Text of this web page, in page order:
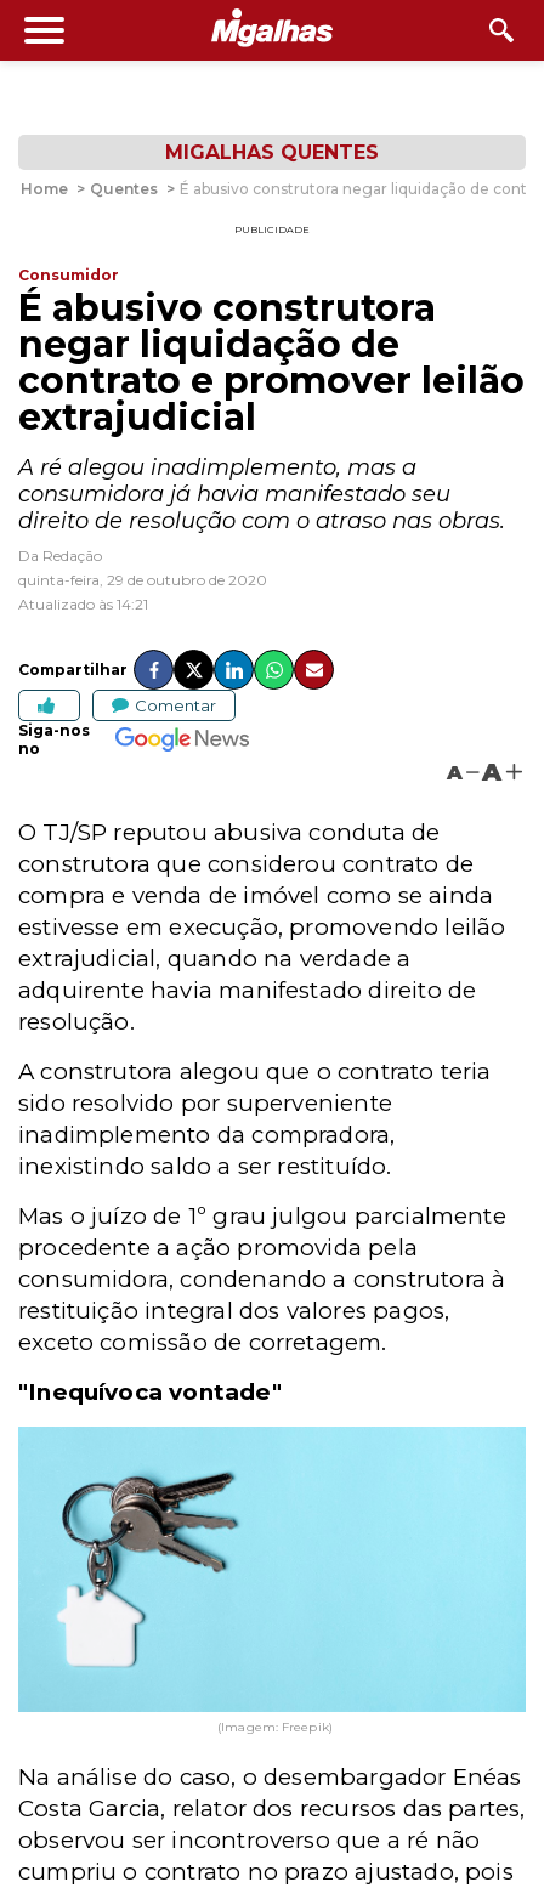
MIGALHAS QUENTES
Home > Quentes > É abusivo construtora negar liquidação de
PUBLICIDADE
Consumidor
É abusivo construtora
negar liquidação de
contrato e promover leilão
extrajudicial
A ré alegou inadimplemento, mas a
consumidora já havia manifestado seu
direito de resolução com o atraso nas obras.
Da Redação
quinta-feira, 29 de outubro de 2020
Atualizado às 14:21
Compartilhar
Comentar
Siga-nos
no
A A
O TJ/SP reputou abusiva conduta de
construtora que considerou contrato de
compra e venda de imóvel como se ainda
estivesse em execução, promovendo leilão
extrajudicial, quando na verdade a
adquirente havia manifestado direito de
resolução.
A construtora alegou que o contrato teria
sido resolvido por superveniente
inadimplemento da compradora,
inexistindo saldo a ser restituído.
Mas o juízo de 1º grau julgou parcialmente
procedente a ação promovida pela
consumidora, condenando a construtora à
restituição integral dos valores pagos,
exceto comissão de corretagem.
"Inequívoca vontade"
(Imagem: Freepik)
Na análise do caso, o desembargador Enéas
Costa Garcia, relator dos recursos das partes,
observou ser incontroverso que a ré não
cumpriu o contrato no prazo ajustado, pois